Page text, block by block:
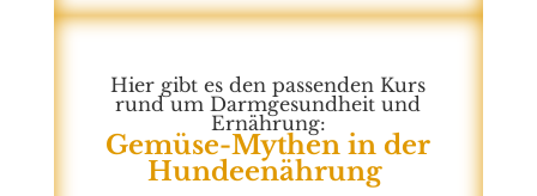
Hier gibt es den passenden Kurs
rund um Darmgesundheit und
Ernährung:
Gemüse-Mythen in der
Hundeenährung